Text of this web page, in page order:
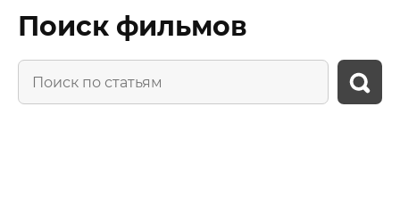
Поиск фильмов